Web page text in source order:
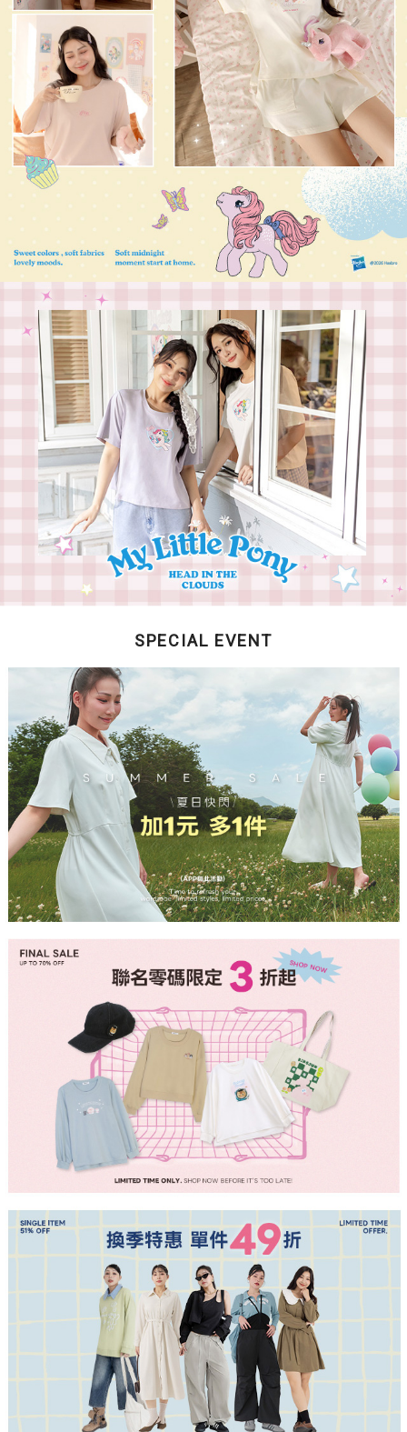
SPECIAL EVENT